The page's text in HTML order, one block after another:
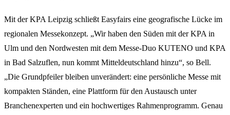
Mit der KPA Leipzig schließt Easyfairs eine geografische Lücke im
regionalen Messekonzept. „Wir haben den Süden mit der KPA in
Ulm und den Nordwesten mit dem Messe-Duo KUTENO und KPA
in Bad Salzuflen, nun kommt Mitteldeutschland hinzu“, so Bell.
„Die Grundpfeiler bleiben unverändert: eine persönliche Messe mit
kompakten Ständen, eine Plattform für den Austausch unter
Branchenexperten und ein hochwertiges Rahmenprogramm. Genau